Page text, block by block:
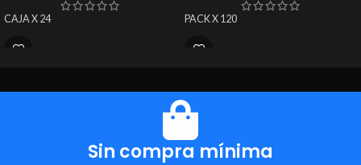
CAJA X 24 PACK X 120
Sin compra mínima